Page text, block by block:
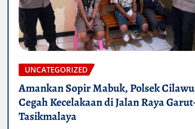
Amankan Sopir Mabuk, Polsek Cilawu
Cegah Kecelakaan di Jalan Raya Garut–
Tasikmalaya
Admin Berita